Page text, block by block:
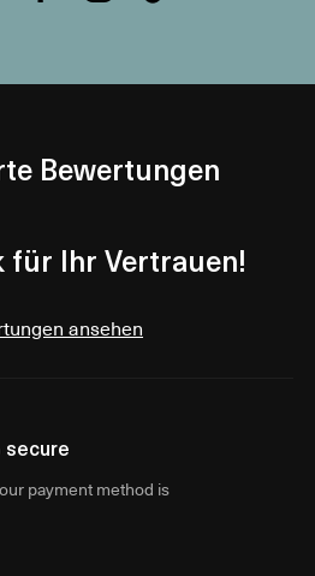
Bewertungen
für Ihr Vertrauen!
ansehen
secure
payment method is